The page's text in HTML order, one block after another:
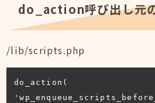
do_action呼び出し元
/lib/scripts.php
do_action(